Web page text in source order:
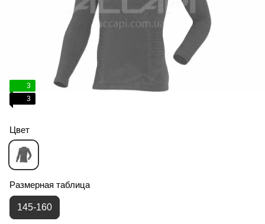
3
3
Цвет
Размерная таблица
145-160